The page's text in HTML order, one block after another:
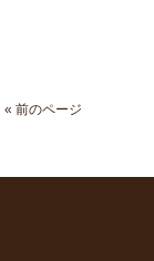
« 前のページ